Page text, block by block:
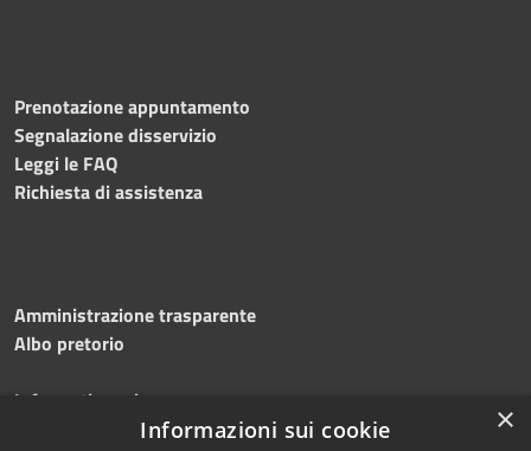
Prenotazione appuntamento
Segnalazione disservizio
Leggi le FAQ
Richiesta di assistenza
Amministrazione trasparente
Albo pretorio
Informativa privacy
×
Informazioni sui cookie